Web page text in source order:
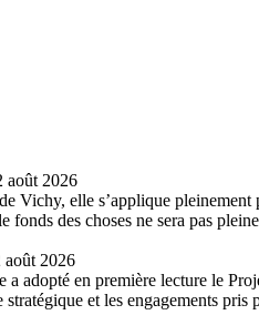
août 2026
Vichy, elle s’applique pleinement
fonds des choses ne sera pas
août 2026
a adopté en première lecture le
et les engagements